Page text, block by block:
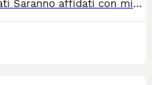
Birba e Minu 2 mesi Abbandonati Saranno affidati con microchip libretto sanitario la mamma negativa fiv e felv Contatti Lucia 3465748053 Gaia 3311165634 PRIMO CONTATTO WHATSAPP